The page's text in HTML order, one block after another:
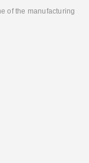
of the manufacturing